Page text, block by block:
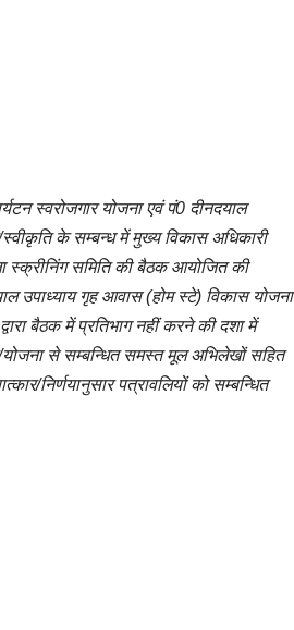
स्वरोजगार योजना एवं पं0 दीनदयाल
के सम्बन्ध में मुख्य विकास अधिकारी
स्क्रीनिंग समिति की बैठक आयोजित की
उपाध्याय गृह आवास (होम स्टे) विकास योजना
बैठक में प्रतिभाग नहीं करने की दशा में
से सम्बन्धित समस्त मूल अभिलेखों सहित
निर्णयानुसार पत्रावलियों को सम्बन्धित